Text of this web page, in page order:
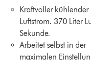
Kraftvoller kühlender
Luftstrom. 370 Liter
Sekunde.
Arbeitet selbst in der
maximalen